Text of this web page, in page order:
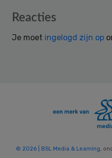
Reader
Reacties
Je moet ingelogd zijn op
© 2026 | BSL Media & Learning,